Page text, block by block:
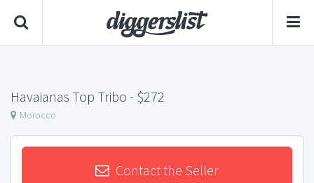
Havaianas Top Tribo - $272
Morocco
Contact the Seller